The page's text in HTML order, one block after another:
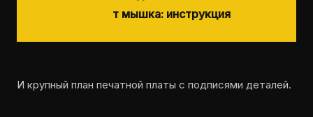
т мышка: инструкция
И крупный план печатной платы с подписями деталей.